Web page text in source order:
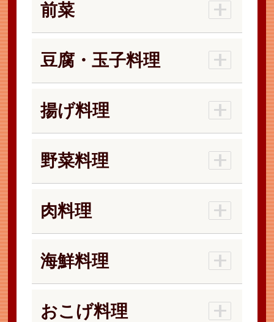
前菜
豆腐・玉子料理
揚げ料理
野菜料理
肉料理
海鮮料理
おこげ料理